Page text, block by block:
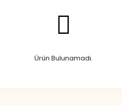
Ürün Bulunamadı.